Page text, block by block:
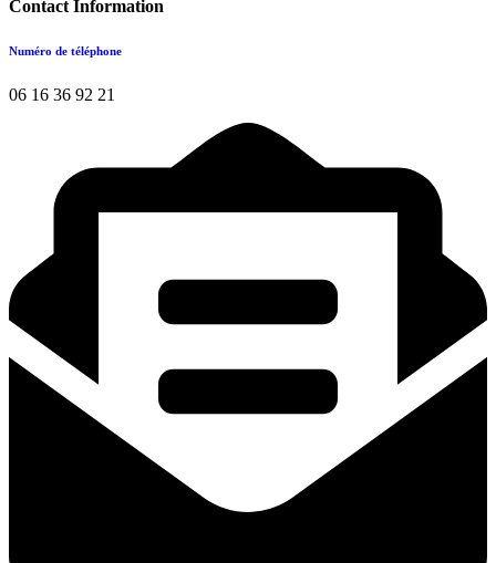
Contact Information
Numéro de téléphone
06 16 36 92 21